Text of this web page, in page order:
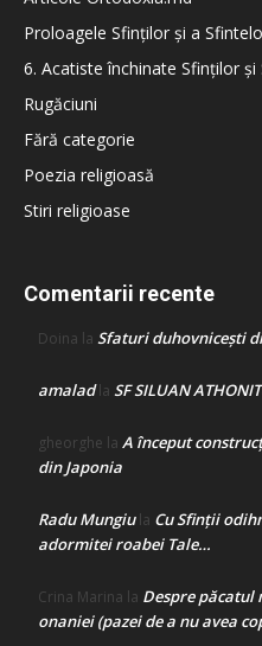
Proloagele Sfinților și a
6. Acatiste închinate Sfinților și
Rugăciuni
Fără categorie
Poezia religioasă
Stiri religioase
Comentarii recente
Doina la Sfaturi duhovnicești
amaladla SF SILUAN
gheorghe la A început
din Japonia
Radu Mungiula Cu Sfinții
adormitei roabei Tale…
Crina Marina la Despre
onaniei (pazei de a nu avea